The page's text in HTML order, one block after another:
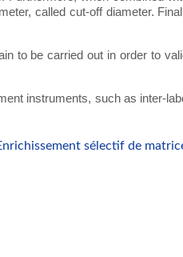
called cut-off diameter.
to be carried out in order to
instruments, such as inter-
sélectif de